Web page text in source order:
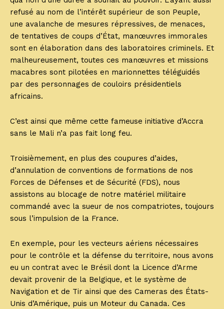
refusé au nom de l’intérêt supérieur de son Peuple,
une avalanche de mesures répressives, de menaces,
de tentatives de coups d’État, manœuvres immorales
sont en élaboration dans des laboratoires criminels. Et
malheureusement, toutes ces manœuvres et missions
macabres sont pilotées en marionnettes téléguidés
par des personnages de couloirs présidentiels
africains.
C’est ainsi que même cette fameuse initiative d’Accra
sans le Mali n’a pas fait long feu.
Troisièmement, en plus des coupures d’aides,
d’annulation de conventions de formations de nos
Forces de Défenses et de Sécurité (FDS), nous
assistons au blocage de notre matériel militaire
commandé avec la sueur de nos compatriotes, toujours
sous l’impulsion de la France.
En exemple, pour les vecteurs aériens nécessaires
pour le contrôle et la défense du territoire, nous avons
eu un contrat avec le Brésil dont la Licence d’Arme
devait provenir de la Belgique, et le système de
Navigation et de Tir ainsi que des Cameras des États-
Unis d’Amérique, puis un Moteur du Canada. Ces